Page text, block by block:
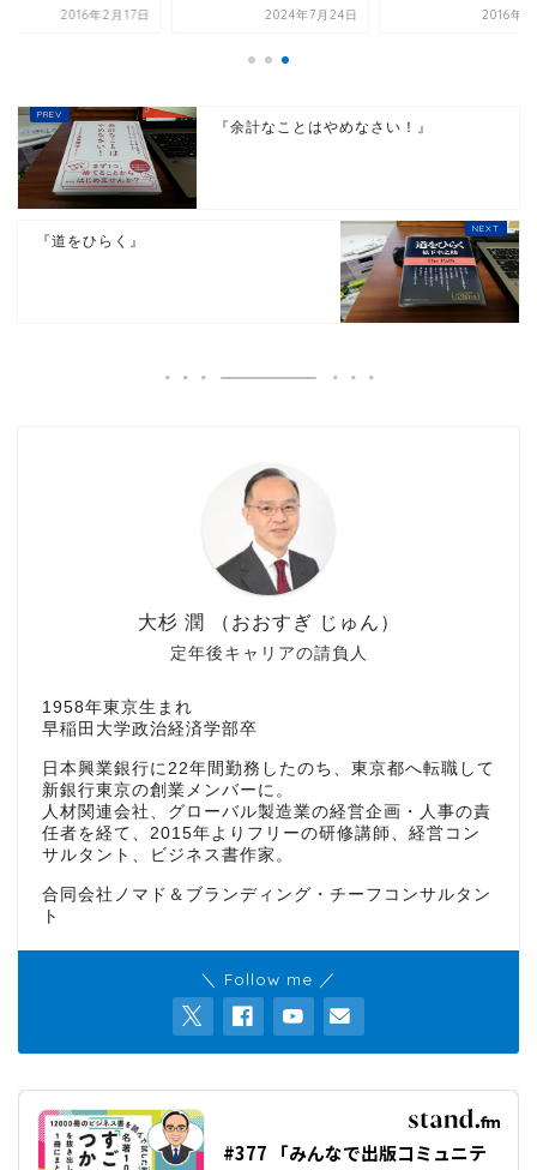
2016年2月17日 2024年7月24日 2016年7
『余計なことはやめなさい！』
『道をひらく』
定年後キャリアの請負人
大杉 潤 （おおすぎ じゅん）
1958年東京生まれ
早稲田大学政治経済学部卒
日本興業銀行に22年間勤務したのち、東京都へ転職して
新銀行東京の創業メンバーに。
人材関連会社、グローバル製造業の経営企画・人事の責
任者を経て、2015年よりフリーの研修講師、経営コン
サルタント、ビジネス書作家。
合同会社ノマド＆ブランディング・チーフコンサルタン
ト
＼ Follow me ／